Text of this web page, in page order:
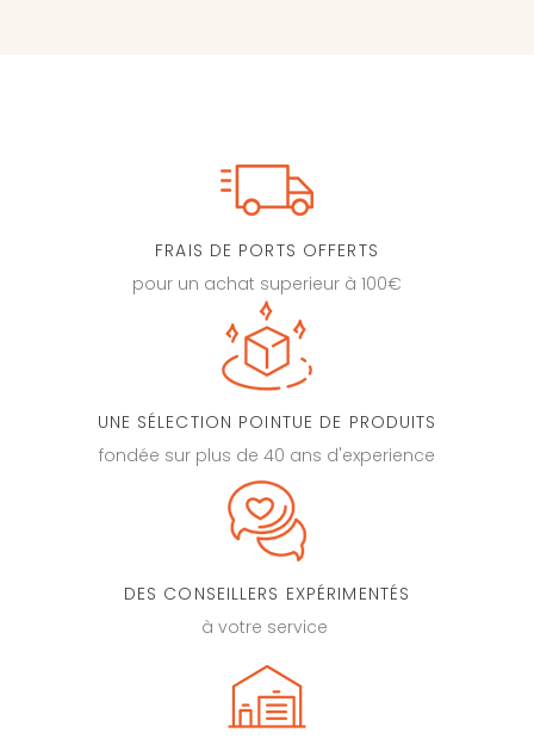
FRAIS DE PORTS OFFERTS
pour un achat superieur à 100€
UNE SÉLECTION POINTUE DE PRODUITS
fondée sur plus de 40 ans d'experience
DES CONSEILLERS EXPÉRIMENTÉS
à votre service